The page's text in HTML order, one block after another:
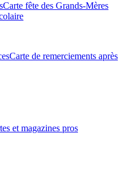
Carte fête des Grands-Mères
Carte de remerciements après
et magazines pros